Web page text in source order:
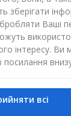
зберігати
Ваші
інтересу.
посилання
всі